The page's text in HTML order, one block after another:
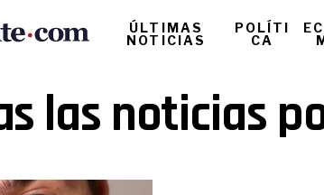
ÚLTIMAS
NOTICIAS
POLÍTI
CA
las noticias